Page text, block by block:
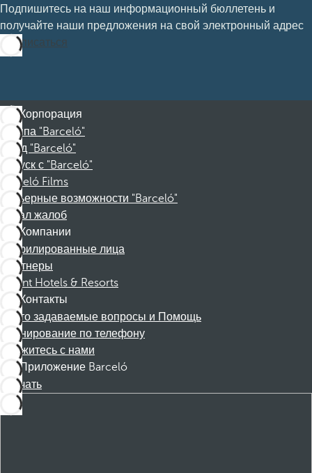
Подпишитесь на наш информационный бюллетень и
получайте наши предложения на свой электронный адрес
Подписаться
Корпорация
Группа "Barceló"
Фонд "Barceló"
Отпуск с "Barceló"
Barceló Films
Карьерные возможности "Barceló"
Канал жалоб
Компании
Аффилированные лица
Партнеры
Dorint Hotels & Resorts
Контакты
Часто задаваемые вопросы и Помощь
Бронирование по телефону
Свяжитесь с нами
Приложение Barceló
Скачать